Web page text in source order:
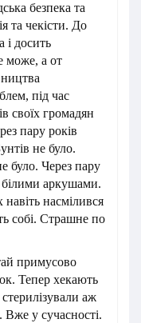
безпека та
та чекісти. До
і досить
може, а от
під час
своїх громадян
пару років
не було.
було. Через пару
білими аркушами.
насмілився
собі. Страшне по
примусово
Тепер хекають
стерилізували аж
у сучасності.